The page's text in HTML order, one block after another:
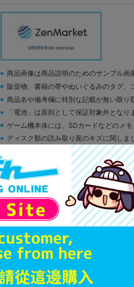
商品画像は商品説明のためのサンプル画
販促物、書籍の帯やぬいぐるみのタグ、
商品名や備考欄に特別な記載が無い限り
「電池」は原則として保証対象外となり
ゲーム機本体には、SDカードなどのメ
ディスク類の読み取り面のキズに関しま
※詳細につきましてはコチラ
状態 :A
オンライン
4,590円 税込
新入荷 状態 :A
岡山店